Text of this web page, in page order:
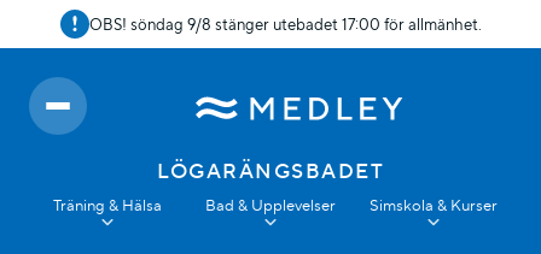
OBS! söndag 9/8 stänger utebadet 17:00 för allmänhet.
LÖGARÄNGSBADET
Träning & Hälsa Bad & Upplevelser Simskola & Kurser